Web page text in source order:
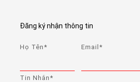
Đăng ký nhận thông tin
Họ Tên* Email*
Tin Nhắn*